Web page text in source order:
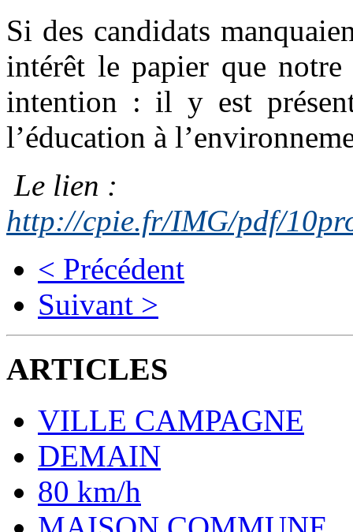
Si des candidats
intérêt le papier que
intention : il y est
l’éducation à
Le lien :
http://cpie.fr/IMG/pdf/
< Précédent
Suivant >
ARTICLES
VILLE CAMPAGNE
DEMAIN
80 km/h